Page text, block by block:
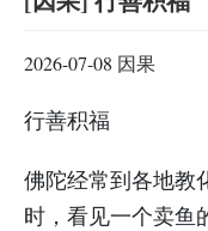
2026-07-08 因果
行善积福
佛陀经常到各地教
时，看见一个卖鱼